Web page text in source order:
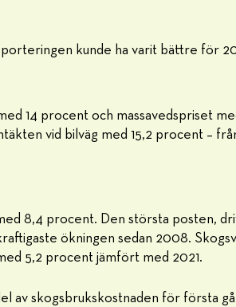
kunde ha varit bättre för
14 procent och massavedspriset
vid bilväg med 15,2 procent –
8,4 procent. Den största posten,
ökningen sedan 2008.
5,2 procent jämfört med 2021.
av skogsbrukskostnaden för första